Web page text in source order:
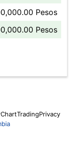
Pesos
Pesos
ChartTradingPrivacy